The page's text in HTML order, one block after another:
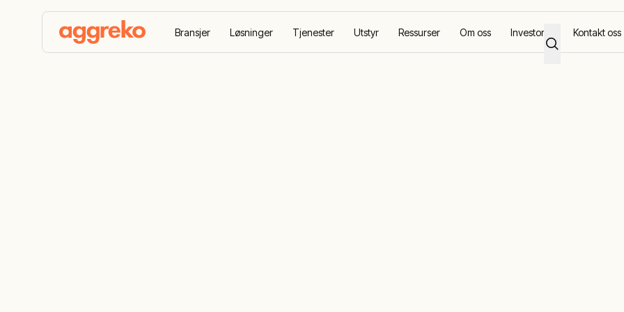
Bransjer Løsninger Tjenester Utstyr Ressurser Om oss Investorer Kontakt oss